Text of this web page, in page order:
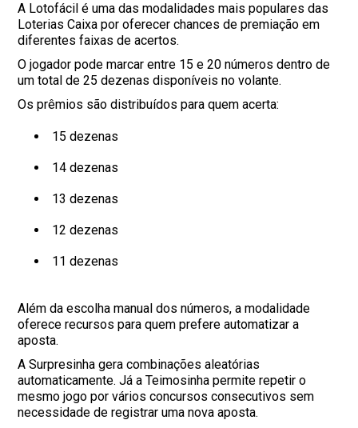
A Lotofácil é uma das modalidades mais populares das
Loterias Caixa por oferecer chances de premiação em
diferentes faixas de acertos.
O jogador pode marcar entre 15 e 20 números dentro de
um total de 25 dezenas disponíveis no volante.
Os prêmios são distribuídos para quem acerta:
15 dezenas
14 dezenas
13 dezenas
12 dezenas
11 dezenas
Além da escolha manual dos números, a modalidade
oferece recursos para quem prefere automatizar a
aposta.
A Surpresinha gera combinações aleatórias
automaticamente. Já a Teimosinha permite repetir o
mesmo jogo por vários concursos consecutivos sem
necessidade de registrar uma nova aposta.